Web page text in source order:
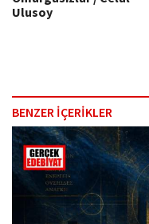
Ulusoy
BENZER İÇERİKLER